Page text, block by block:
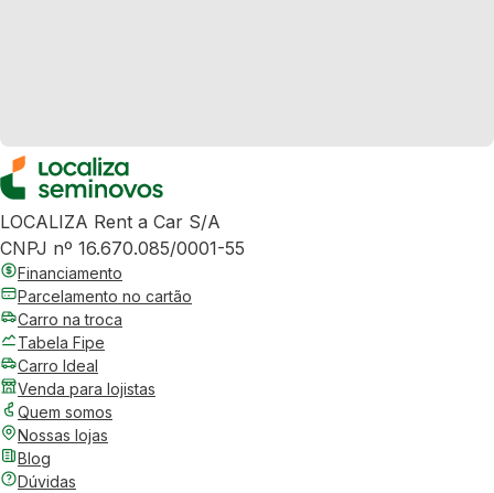
LOCALIZA Rent a Car S/A
CNPJ nº 16.670.085/0001-55
Financiamento
Parcelamento no cartão
Carro na troca
Tabela Fipe
Carro Ideal
Venda para lojistas
Quem somos
Nossas lojas
Blog
Dúvidas